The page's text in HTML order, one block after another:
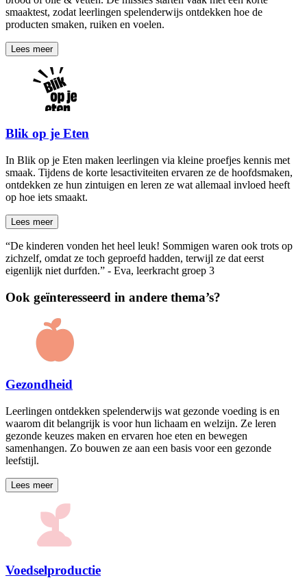
smaaktest, zodat leerlingen spelenderwijs ontdekken hoe de
producten smaken, ruiken en voelen.
Lees meer
Blik op je Eten
In Blik op je Eten maken leerlingen via kleine proefjes kennis met
smaak. Tijdens de korte lesactiviteiten ervaren ze de hoofdsmaken,
ontdekken ze hun zintuigen en leren ze wat allemaal invloed heeft
op hoe iets smaakt.
Lees meer
“De kinderen vonden het heel leuk! Sommigen waren ook trots op
zichzelf, omdat ze toch geproefd hadden, terwijl ze dat eerst
eigenlijk niet durfden.” - Eva, leerkracht groep 3
Ook geïnteresseerd in andere thema’s?
Gezondheid
Leerlingen ontdekken spelenderwijs wat gezonde voeding is en
waarom dit belangrijk is voor hun lichaam en welzijn. Ze leren
gezonde keuzes maken en ervaren hoe eten en bewegen
samenhangen. Zo bouwen ze aan een basis voor een gezonde
leefstijl.
Lees meer
Voedselproductie